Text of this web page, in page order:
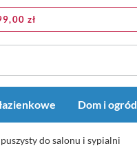
zł
Dom i ogród
do salonu i sypialni